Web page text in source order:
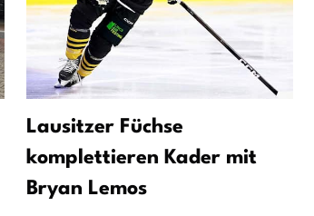
Lausitzer Füchse
komplettieren Kader mit
Bryan Lemos